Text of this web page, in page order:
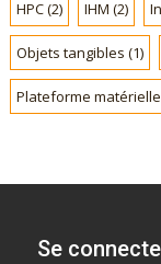
e
s
HPC(2) IHM (2)
Objets tangibles (1)
Plateforme matérielle
Se